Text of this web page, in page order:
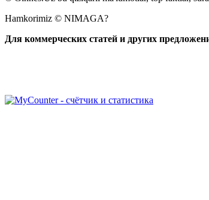
Hamkorimiz © NIMAGA?
Для коммерческих статей и других